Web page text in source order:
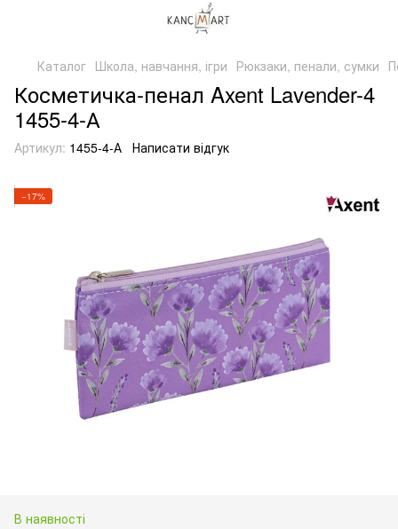
Каталог Школа, навчання, ігри Рюкзаки, пенали, сумки
Косметичка-пенал Axent Lavender-4
1455-4-А
Артикул: 1455-4-А Написати відгук
−17%
В наявності